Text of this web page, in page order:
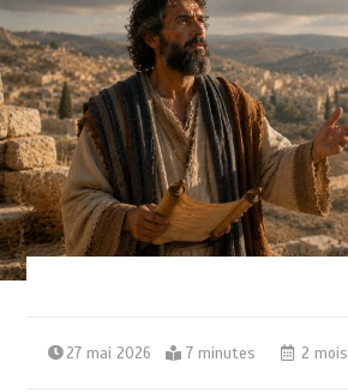
27 mai 2026 7 minutes 2 mois